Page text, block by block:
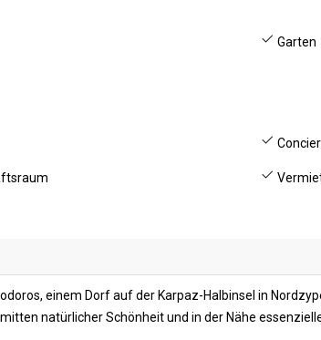
Garten
einem Dorf auf der Karpaz-Halbinsel in
natürlicher Schönheit und in der Nähe